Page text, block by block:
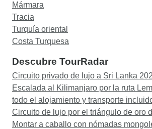
Mármara
Tracia
Turquía oriental
Costa Turquesa
Descubre TourRadar
Circuito privado de lujo a Sri Lanka
Escalada al Kilimanjaro por la ruta
todo el alojamiento y transporte
Circuito de lujo por el triángulo de oro
Montar a caballo con nómadas